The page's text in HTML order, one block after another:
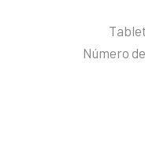
Número